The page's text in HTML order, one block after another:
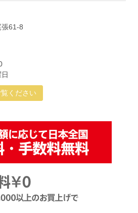
張61-8
ください